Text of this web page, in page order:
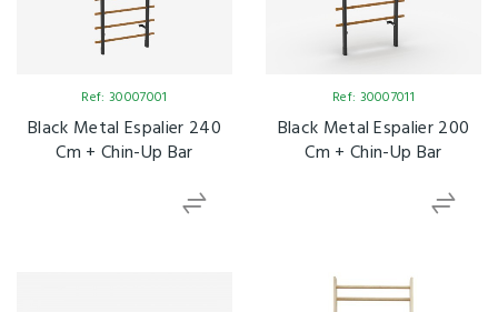
Ref: 30007001
Black Metal Espalier 240
Cm + Chin-Up Bar
Ref: 30007011
Black Metal Espalier 200
Cm + Chin-Up Bar